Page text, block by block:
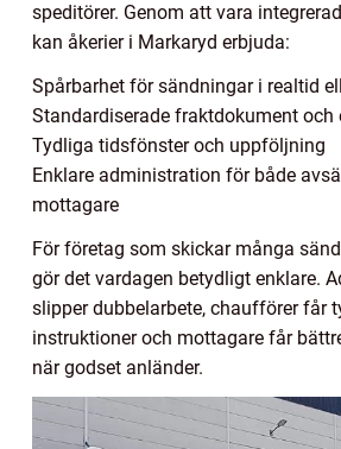
speditörer. Genom att vara
kan åkerier i Markaryd erbjuda:
Spårbarhet för sändningar i realtid
Standardiserade fraktdokument och
Tydliga tidsfönster och uppföljning
Enklare administration för både
mottagare
För företag som skickar många
gör det vardagen betydligt enklare.
slipper dubbelarbete, chaufförer får
instruktioner och mottagare får
när godset anländer.